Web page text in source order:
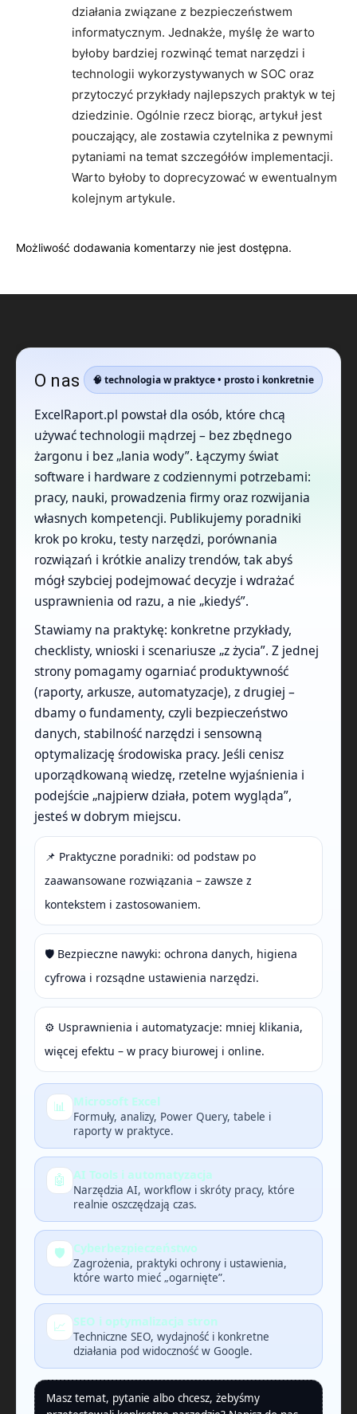
działania związane z bezpieczeństwem
informatycznym. Jednakże, myślę że warto
byłoby bardziej rozwinąć temat narzędzi i
technologii wykorzystywanych w SOC oraz
przytoczyć przykłady najlepszych praktyk w tej
dziedzinie. Ogólnie rzecz biorąc, artykuł jest
pouczający, ale zostawia czytelnika z pewnymi
pytaniami na temat szczegółów implementacji.
Warto byłoby to doprecyzować w ewentualnym
kolejnym artykule.
Możliwość dodawania komentarzy nie jest dostępna.
O nas 🧠 technologia w praktyce • prosto i konkretnie
ExcelRaport.pl powstał dla osób, które chcą
używać technologii mądrzej – bez zbędnego
żargonu i bez „lania wody”. Łączymy świat
software i hardware z codziennymi potrzebami:
pracy, nauki, prowadzenia firmy oraz rozwijania
własnych kompetencji. Publikujemy poradniki
krok po kroku, testy narzędzi, porównania
rozwiązań i krótkie analizy trendów, tak abyś
mógł szybciej podejmować decyzje i wdrażać
usprawnienia od razu, a nie „kiedyś”.
Stawiamy na praktykę: konkretne przykłady,
checklisty, wnioski i scenariusze „z życia”. Z jednej
strony pomagamy ogarniać produktywność
(raporty, arkusze, automatyzacje), z drugiej –
dbamy o fundamenty, czyli bezpieczeństwo
danych, stabilność narzędzi i sensowną
optymalizację środowiska pracy. Jeśli cenisz
uporządkowaną wiedzę, rzetelne wyjaśnienia i
podejście „najpierw działa, potem wygląda”,
jesteś w dobrym miejscu.
📌 Praktyczne poradniki: od podstaw po
zaawansowane rozwiązania – zawsze z
kontekstem i zastosowaniem.
🛡️ Bezpieczne nawyki: ochrona danych, higiena
cyfrowa i rozsądne ustawienia narzędzi.
⚙️ Usprawnienia i automatyzacje: mniej klikania,
więcej efektu – w pracy biurowej i online.
📊 Microsoft Excel
Formuły, analizy, Power Query, tabele i
raporty w praktyce.
🤖 AI Tools i automatyzacja
Narzędzia AI, workflow i skróty pracy, które
realnie oszczędzają czas.
🛡️ Cyberbezpieczeństwo
Zagrożenia, praktyki ochrony i ustawienia,
które warto mieć „ogarnięte”.
📈 SEO i optymalizacja stron
Techniczne SEO, wydajność i konkretne
działania pod widoczność w Google.
Masz temat, pytanie albo chcesz, żebyśmy